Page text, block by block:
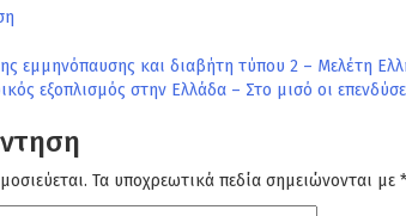
εμμηνόπαυσης και διαβήτη τύπου 2 – Μελέτη
εξοπλισμός στην Ελλάδα – Στο μισό οι
Τα υποχρεωτικά πεδία σημειώνονται με *